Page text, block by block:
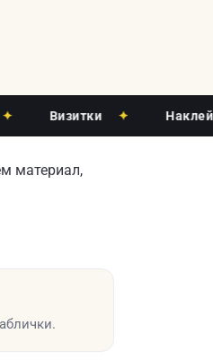
Визитки ✦ Наклейки ✦
материал,